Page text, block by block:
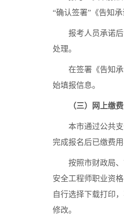
“确认签署”《告知
报考人员承诺后，
处理。
在签署《告知承诺
始填报信息。
（三）网上缴费
本市通过公共支付
完成报名后已缴费用
按照市财政局、市
安全工程师职业资
自行选择下载打印
修改。